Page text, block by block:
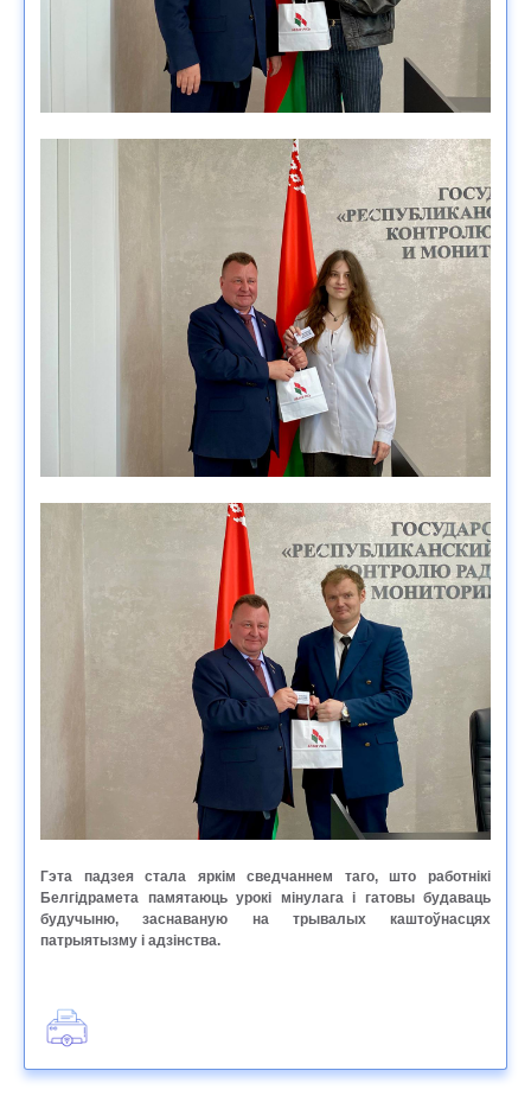
Гэта падзея стала яркім сведчаннем таго, што работнікі
Белгідрамета памятаюць урокі мінулага і гатовы будаваць
будучыню, заснаваную на трывалых каштоўнасцях
патрыятызму і адзінства.